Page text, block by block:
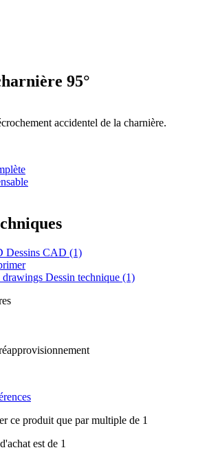
95°
accidentel de la charnière.
Dessins CAD (1)
Dessin technique (1)
ce produit que par multiple de 1
est de 1